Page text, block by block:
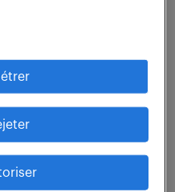
à bien ses
et organisé. En
et disponible face
Son sens du contact
métier : il facilite la
Dans le